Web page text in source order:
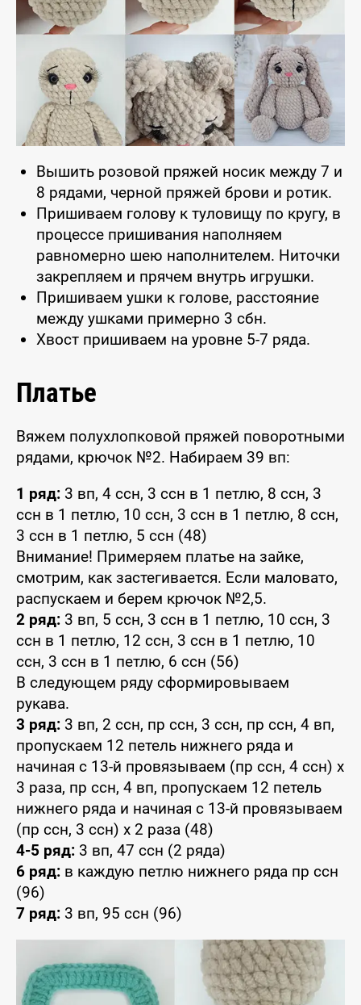
Вышить розовой пряжей носик между 7 и
8 рядами, черной пряжей брови и ротик.
Пришиваем голову к туловищу по кругу, в
процессе пришивания наполняем
равномерно шею наполнителем. Ниточки
закрепляем и прячем внутрь игрушки.
Пришиваем ушки к голове, расстояние
между ушками примерно 3 сбн.
Хвост пришиваем на уровне 5-7 ряда.
Платье
Вяжем полухлопковой пряжей поворотными
рядами, крючок №2. Набираем 39 вп:
1 ряд: 3 вп, 4 ссн, 3 ссн в 1 петлю, 8 ссн, 3
ссн в 1 петлю, 10 ссн, 3 ссн в 1 петлю, 8 ссн,
3 ссн в 1 петлю, 5 ссн (48)
Внимание! Примеряем платье на зайке,
смотрим, как застегивается. Если маловато,
распускаем и берем крючок №2,5.
2 ряд: 3 вп, 5 ссн, 3 ссн в 1 петлю, 10 ссн, 3
ссн в 1 петлю, 12 ссн, 3 ссн в 1 петлю, 10
ссн, 3 ссн в 1 петлю, 6 ссн (56)
В следующем ряду сформировываем
рукава.
3 ряд: 3 вп, 2 ссн, пр ссн, 3 ссн, пр ссн, 4 вп,
пропускаем 12 петель нижнего ряда и
начиная с 13-й провязываем (пр ссн, 4 ссн) x
3 раза, пр ссн, 4 вп, пропускаем 12 петель
нижнего ряда и начиная с 13-й провязываем
(пр ссн, 3 ссн) x 2 раза (48)
4-5 ряд: 3 вп, 47 ссн (2 ряда)
6 ряд: в каждую петлю нижнего ряда пр ссн
(96)
7 ряд: 3 вп, 95 ссн (96)